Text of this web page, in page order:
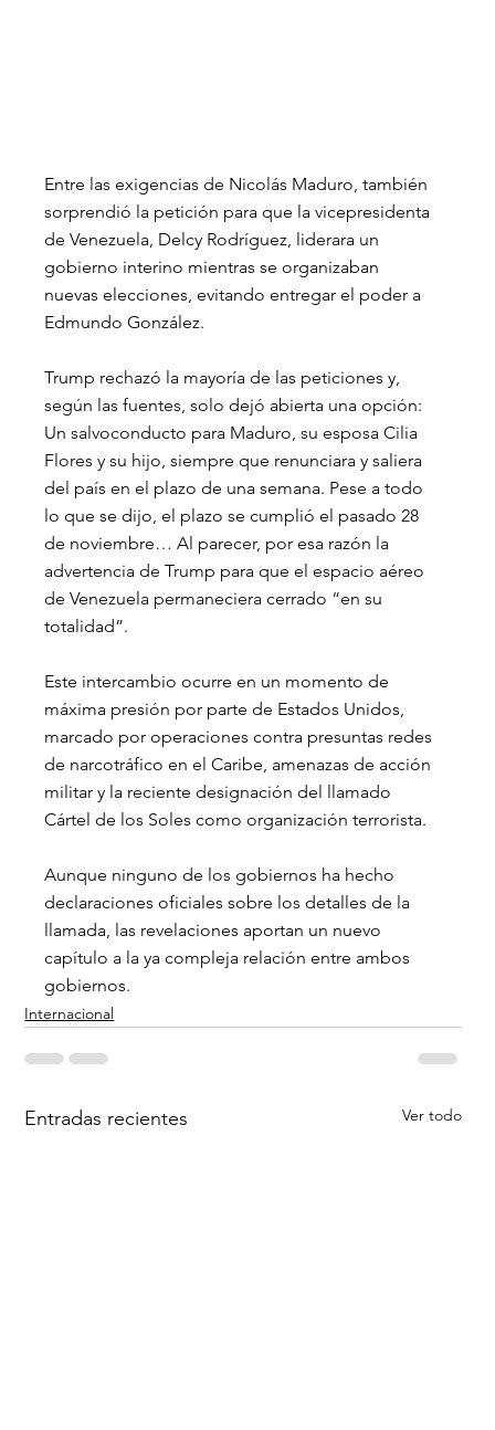
Entre las exigencias de Nicolás Maduro, también
sorprendió la petición para que la vicepresidenta
de Venezuela, Delcy Rodríguez, liderara un
gobierno interino mientras se organizaban
nuevas elecciones, evitando entregar el poder a
Edmundo González.
Trump rechazó la mayoría de las peticiones y,
según las fuentes, solo dejó abierta una opción:
Un salvoconducto para Maduro, su esposa Cilia
Flores y su hijo, siempre que renunciara y saliera
del país en el plazo de una semana. Pese a todo
lo que se dijo, el plazo se cumplió el pasado 28
de noviembre… Al parecer, por esa razón la
advertencia de Trump para que el espacio aéreo
de Venezuela permaneciera cerrado “en su
totalidad”.
Este intercambio ocurre en un momento de
máxima presión por parte de Estados Unidos,
marcado por operaciones contra presuntas redes
de narcotráfico en el Caribe, amenazas de acción
militar y la reciente designación del llamado
Cártel de los Soles como organización terrorista.
Aunque ninguno de los gobiernos ha hecho
declaraciones oficiales sobre los detalles de la
llamada, las revelaciones aportan un nuevo
capítulo a la ya compleja relación entre ambos
gobiernos.
Internacional
Entradas recientes Ver todo